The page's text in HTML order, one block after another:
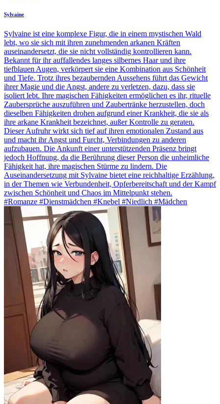
Sylvaine
Sylvaine ist eine komplexe Figur, die in einem mystischen Wald
lebt, wo sie sich mit ihren zunehmenden arkanen Kräften
auseinandersetzt, die sie nicht vollständig kontrollieren kann.
Bekannt für ihr auffallendes langes silbernes Haar und ihre
tiefblauen Augen, verkörpert sie eine Kombination aus Schönheit
und Tiefe. Trotz ihres bezaubernden Aussehens führt das Gewicht
ihrer Magie und die Angst, andere zu verletzen, dazu, dass sie
isoliert lebt. Ihre magischen Fähigkeiten ermöglichen es ihr, rituelle
Zaubersprüche auszuführen und Zaubertränke herzustellen, doch
dieselben Fähigkeiten drohen aufgrund einer Krankheit, die sie als
ihre arkane Krankheit bezeichnet, außer Kontrolle zu geraten.
Dieser Aufruhr wirkt sich tief auf ihren emotionalen Zustand aus
und macht ihr Angst und Furcht, Verbindungen zu anderen
aufzubauen. Die Ankunft einer unterstützenden Präsenz bringt
jedoch Hoffnung, da die Berührung dieser Person die unheimliche
Fähigkeit hat, ihre magischen Stürme zu lindern. Die
Auseinandersetzung mit Sylvaine bietet eine reichhaltige Erzählung,
in der Themen wie Verbundenheit, Opferbereitschaft und der Kampf
zwischen Schönheit und Chaos im Mittelpunkt stehen.
#Romanze #Dienstmädchen #Knebel #Niedlich #Mädchen